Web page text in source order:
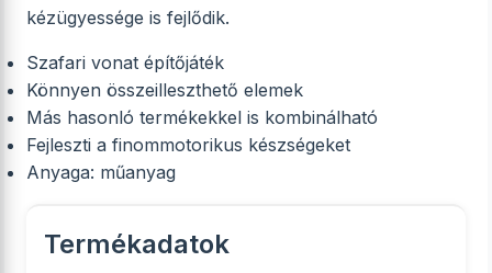
kézügyessége is fejlődik.
Szafari vonat építőjáték
Könnyen összeilleszthető elemek
Más hasonló termékekkel is kombinálható
Fejleszti a finommotorikus készségeket
Anyaga: műanyag
Termékadatok